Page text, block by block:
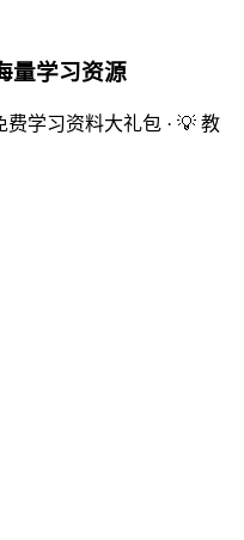
量学习资源
费学习资料大礼包 · 💡 教